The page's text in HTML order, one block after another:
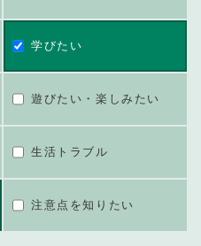
学びたい
遊びたい・楽しみたい
生活トラブル
注意点を知りたい